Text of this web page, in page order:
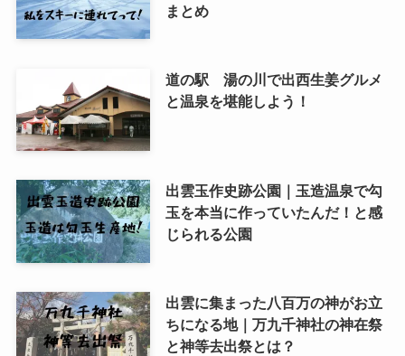
まとめ
道の駅 湯の川で出西生姜グルメ
と温泉を堪能しよう！
出雲玉作史跡公園｜玉造温泉で勾
玉を本当に作っていたんだ！と感
じられる公園
出雲に集まった八百万の神がお立
ちになる地｜万九千神社の神在祭
と神等去出祭とは？